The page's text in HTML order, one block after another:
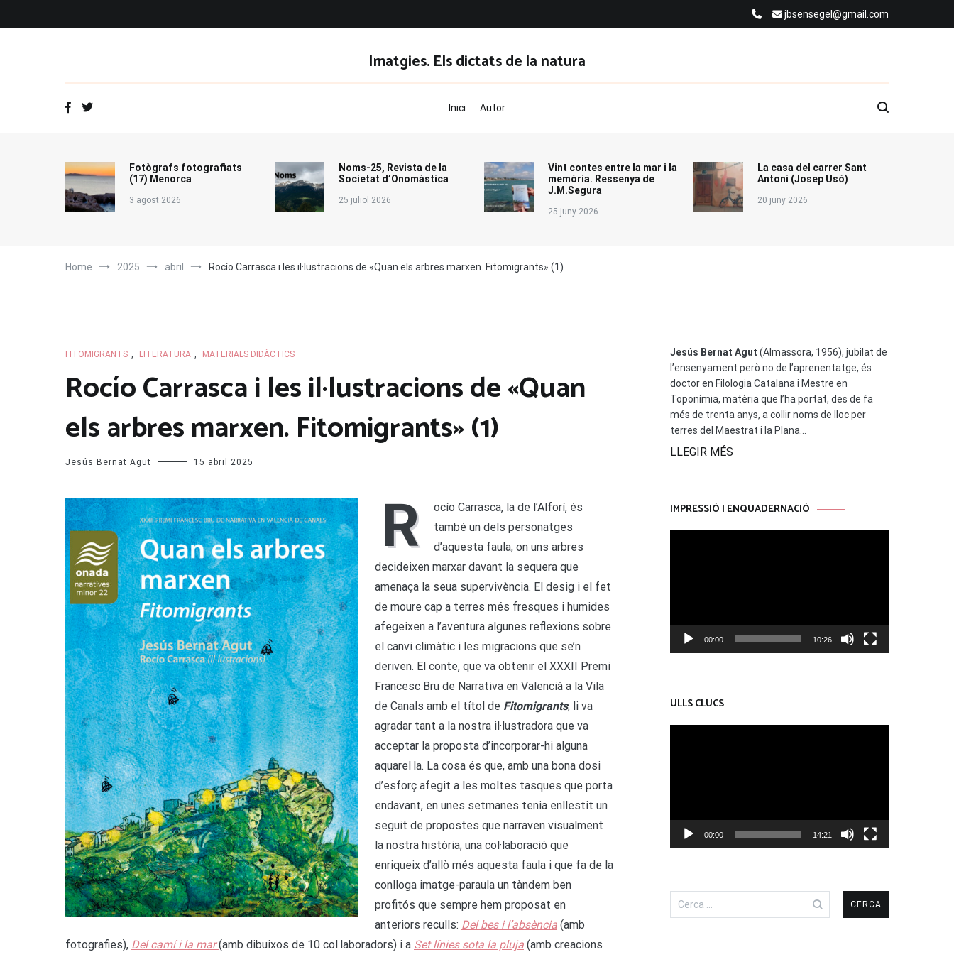
jbsensegel@gmail.com
Imatgies. Els dictats de la natura
Inici Autor
Fotògrafs fotografiats
(17) Menorca
3 agost 2026
Noms-25, Revista de la
Societat d’Onomàstica
25 juliol 2026
Vint contes entre la mar i la
memòria. Ressenya de
J.M.Segura
25 juny 2026
La casa del carrer Sant
Antoni (Josep Usó)
20 juny 2026
Home 2025 abril Rocío Carrasca i les il·lustracions de «Quan els arbres marxen. Fitomigrants» (1)
FITOMIGRANTS , LITERATURA , MATERIALS DIDÀCTICS
Rocío Carrasca i les il·lustracions de «Quan
els arbres marxen. Fitomigrants» (1)
Jesús Bernat Agut 15 abril 2025
R
ocío Carrasca, la de l’Alforí, és
també un dels personatges
d’aquesta faula, on uns arbres
decideixen marxar davant la sequera que
amenaça la seua supervivència. El desig i el fet
de moure cap a terres més fresques i humides
afegeixen a l’aventura algunes reflexions sobre
el canvi climàtic i les migracions que se’n
deriven. El conte, que va obtenir el XXXII Premi
Francesc Bru de Narrativa en Valencià a la Vila
de Canals amb el títol de Fitomigrants, li va
agradar tant a la nostra il·lustradora que va
acceptar la proposta d’incorporar-hi alguna
aquarel·la. La cosa és que, amb una bona dosi
d’esforç afegit a les moltes tasques que porta
endavant, en unes setmanes tenia enllestit un
seguit de propostes que narraven visualment
la nostra història; una col·laboració que
enriqueix d’allò més aquesta faula i que fa de la
conlloga imatge-paraula un tàndem ben
profitós que sempre hem proposat en
anteriors reculls: Del bes i l’absència (amb
fotografies), Del camí i la mar (amb dibuixos de 10 col·laboradors) i a Set línies sota la pluja (amb creacions
Jesús Bernat Agut (Almassora, 1956), jubilat de
l’ensenyament però no de l’aprenentatge, és
doctor en Filologia Catalana i Mestre en
Toponímia, matèria que l’ha portat, des de fa
més de trenta anys, a collir noms de lloc per
terres del Maestrat i la Plana...
LLEGIR MÉS
IMPRESSIÓ I ENQUADERNACIÓ
00:00 10:26
ULLS CLUCS
00:00 14:21